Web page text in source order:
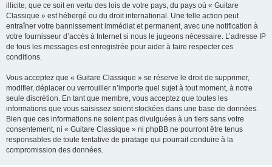
illicite, que ce soit en vertu des lois de votre pays, du pays où « Guitare
Classique » est hébergé ou du droit international. Une telle action peut
entraîner votre bannissement immédiat et permanent, avec une notification à
votre fournisseur d’accès à Internet si nous le jugeons nécessaire. L’adresse IP
de tous les messages est enregistrée pour aider à faire respecter ces
conditions.
Vous acceptez que « Guitare Classique » se réserve le droit de supprimer,
modifier, déplacer ou verrouiller n’importe quel sujet à tout moment, à notre
seule discrétion. En tant que membre, vous acceptez que toutes les
informations que vous saisissez soient stockées dans une base de données.
Bien que ces informations ne soient pas divulguées à un tiers sans votre
consentement, ni « Guitare Classique » ni phpBB ne pourront être tenus
responsables de toute tentative de piratage qui pourrait conduire à la
compromission des données.